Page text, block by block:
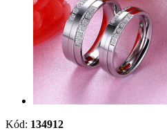
Kód: 134912